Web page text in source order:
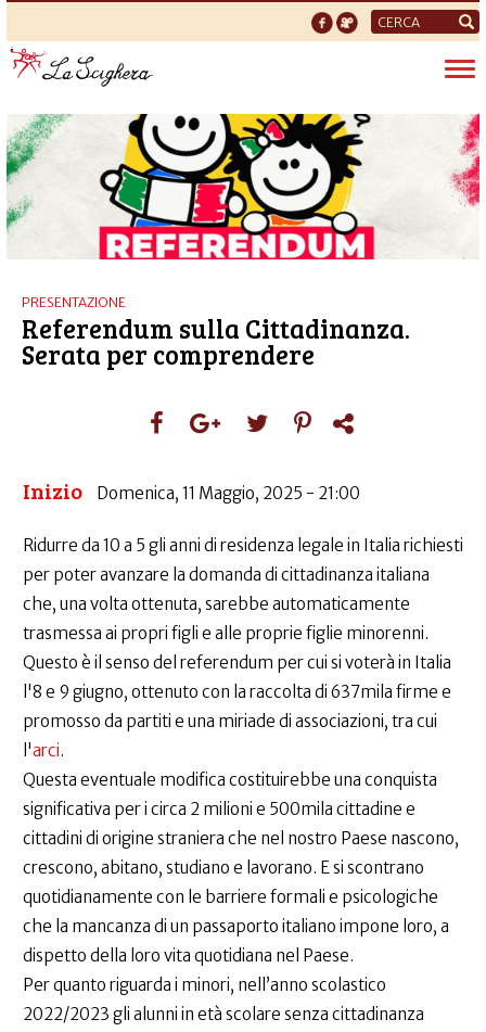
Form
di
ricerca
PRESENTAZIONE
Referendum sulla Cittadinanza.
Serata per comprendere
Inizio Domenica, 11 Maggio, 2025 - 21:00
Ridurre da 10 a 5 gli anni di residenza legale in Italia richiesti
per poter avanzare la domanda di cittadinanza italiana
che, una volta ottenuta, sarebbe automaticamente
trasmessa ai propri figli e alle proprie figlie minorenni.
Questo è il senso del referendum per cui si voterà in Italia
l'8 e 9 giugno, ottenuto con la raccolta di 637mila firme e
promosso da partiti e una miriade di associazioni, tra cui
l'arci.
Questa eventuale modifica costituirebbe una conquista
significativa per i circa 2 milioni e 500mila cittadine e
cittadini di origine straniera che nel nostro Paese nascono,
crescono, abitano, studiano e lavorano. E si scontrano
quotidianamente con le barriere formali e psicologiche
che la mancanza di un passaporto italiano impone loro, a
dispetto della loro vita quotidiana nel Paese.
Per quanto riguarda i minori, nell’anno scolastico
2022/2023 gli alunni in età scolare senza cittadinanza